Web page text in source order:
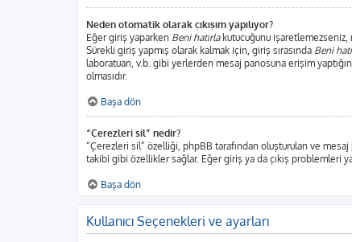
Neden otomatik olarak çıkışım yapılıyor?
Eğer giriş yaparken Beni hatırlakutucuğunu işaretlemezseniz,
Sürekli giriş yapmış olarak kalmak için, giriş sırasında Beni
laboratuarı, v.b. gibi yerlerden mesaj panosuna erişim
olmasıdır.
Başa dön
“Çerezleri sil” nedir?
“Çerezleri sil” özelliği, phpBB tarafından oluşturulan ve
takibi gibi özellikler sağlar. Eğer giriş ya da çıkış problemleri
Başa dön
Kullanıcı Seçenekleri ve ayarları